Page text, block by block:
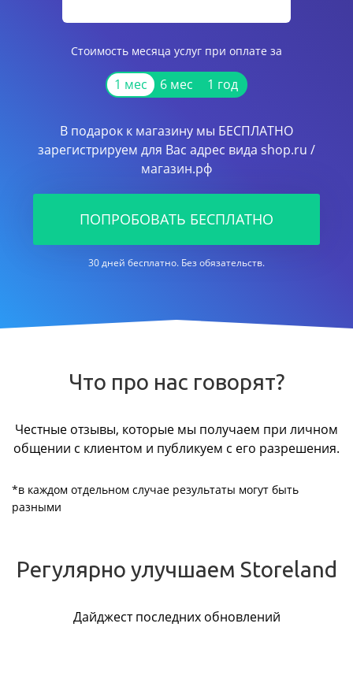
Стоимость месяца услуг при оплате за
1 мес 6 мес 1 год
В подарок к магазину мы БЕСПЛАТНО
зарегистрируем для Вас адрес вида shop.ru /
магазин.рф
ПОПРОБОВАТЬ БЕСПЛАТНО
30 дней бесплатно. Без обязательств.
Что про нас говорят?
Честные отзывы, которые мы получаем при личном
общении с клиентом и публикуем с его разрешения.
*в каждом отдельном случае результаты могут быть
разными
Регулярно улучшаем Storeland
Дайджест последних обновлений